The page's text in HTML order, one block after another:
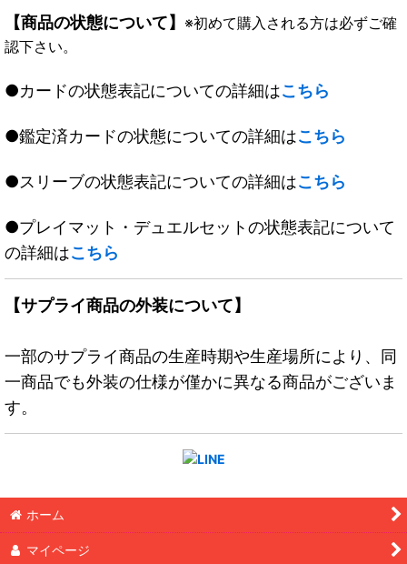
【商品の状態について】 ※初めて購入される方は必ずご確
認下さい。
●カードの状態表記についての詳細はこちら
●鑑定済カードの状態についての詳細はこちら
●スリーブの状態表記についての詳細はこちら
●プレイマット・デュエルセットの状態表記について
の詳細はこちら
【サプライ商品の外装について】
一部のサプライ商品の生産時期や生産場所により、同
一商品でも外装の仕様が僅かに異なる商品がございま
す。
ホーム
マイページ